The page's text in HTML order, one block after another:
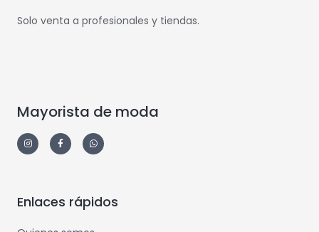
Solo venta a profesionales y tiendas.
Mayorista de moda
Enlaces rápidos